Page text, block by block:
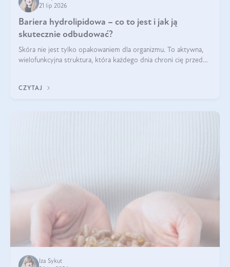
21 lip 2026
Bariera hydrolipidowa – co to jest i jak ją
skutecznie odbudować?
Skóra nie jest tylko opakowaniem dla organizmu. To aktywna,
wielofunkcyjna struktura, która każdego dnia chroni cię przed
bariera hydrolipidowa.
CZYTAJ
Iza Sykut